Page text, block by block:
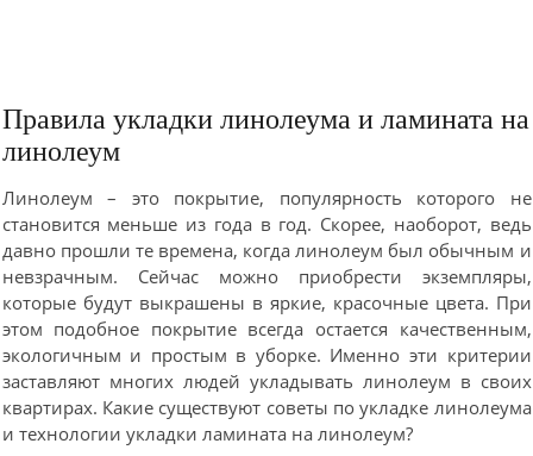
Правила укладки линолеума и ламината на
линолеум
Линолеум – это покрытие, популярность которого не
становится меньше из года в год. Скорее, наоборот, ведь
давно прошли те времена, когда линолеум был обычным и
невзрачным. Сейчас можно приобрести экземпляры,
которые будут выкрашены в яркие, красочные цвета. При
этом подобное покрытие всегда остается качественным,
экологичным и простым в уборке. Именно эти критерии
заставляют многих людей укладывать линолеум в своих
квартирах. Какие существуют советы по укладке линолеума
и технологии укладки ламината на линолеум?